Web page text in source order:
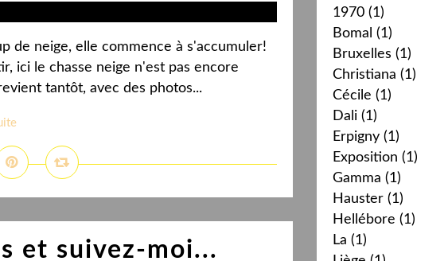
de neige, elle commence à s'accumuler!
ici le chasse neige n'est pas encore
tantôt, avec des photos...
et suivez-moi...
1970 (1)
Bomal (1)
Bruxelles (1)
Christiana (1)
Cécile (1)
Dali (1)
Erpigny (1)
Exposition (1)
Gamma (1)
Hauster (1)
Hellébore (1)
La (1)